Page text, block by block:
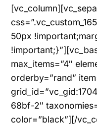
50px
max_items=”4″
orderby=”rand”
68bf-2″
color=”black”][/